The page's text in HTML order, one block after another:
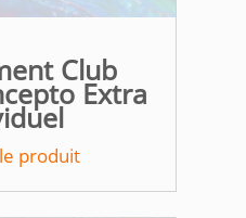
Club
Extra
produit